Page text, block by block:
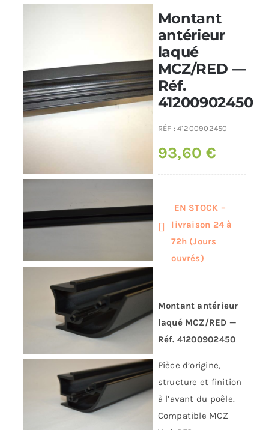
Conduit de fumées
Montant
antérieur
laqué
MCZ/RED —
Réf.
41200902450
RÉF :41200902450
93,60€
EN STOCK –
livraison 24 à
72h (Jours
ouvrés)
Montant antérieur
laqué MCZ/RED —
Réf. 41200902450
Pièce d’origine,
structure et finition
à l’avant du poêle.
Compatible MCZ